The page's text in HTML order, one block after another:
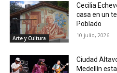
Arte y Cultura
Cecilia
casa en un
Poblado
10 julio, 2026
Ciudad
Medellín